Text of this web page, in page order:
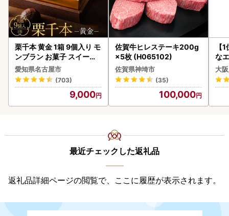
栗千本 黄金 1箱 9個入り モ
ンブラン お菓子 スイーツ
デザート モンブラン 人気
愛知県名古屋市
(703)
9,000
佐賀牛ヒレステーキ200g
×5枚 (H065102)
佐賀県神埼市
(35)
100,000
【
な
大
最近チェックした返礼品
返礼品詳細ページの閲覧で、ここに履歴が表示されます。